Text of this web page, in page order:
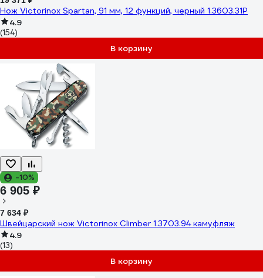
Нож Victorinox Spartan, 91 мм, 12 функций, черный 1.3603.31P
4.9
(154)
В корзину
-10%
6 905 ₽
7 634 ₽
Швейцарский нож Victorinox Climber 1.3703.94 камуфляж
4.9
(13)
В корзину